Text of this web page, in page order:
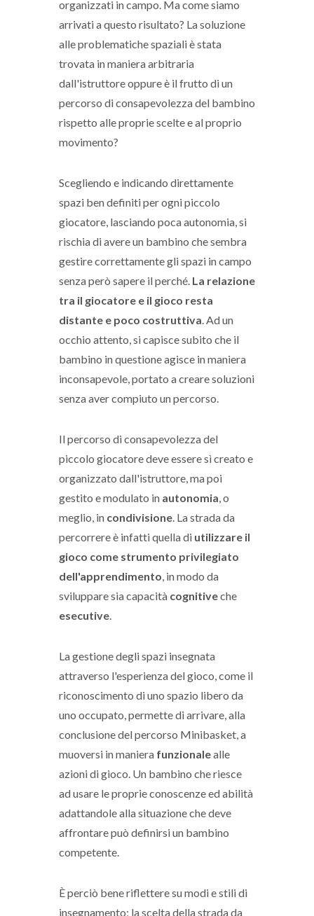
organizzati in campo. Ma come siamo
arrivati a questo risultato? La soluzione
alle problematiche spaziali è stata
trovata in maniera arbitraria
dall'istruttore oppure è il frutto di un
percorso di consapevolezza del bambino
rispetto alle proprie scelte e al proprio
movimento?
Scegliendo e indicando direttamente
spazi ben definiti per ogni piccolo
giocatore, lasciando poca autonomia, si
rischia di avere un bambino che sembra
gestire correttamente gli spazi in campo
senza però sapere il perché. La relazione
tra il giocatore e il gioco resta
distante e poco costruttiva. Ad un
occhio attento, si capisce subito che il
bambino in questione agisce in maniera
inconsapevole, portato a creare soluzioni
senza aver compiuto un percorso.
Il percorso di consapevolezza del
piccolo giocatore deve essere sì creato e
organizzato dall'istruttore, ma poi
gestito e modulato in autonomia, o
meglio, in condivisione. La strada da
percorrere è infatti quella di utilizzare il
gioco come strumento privilegiato
dell'apprendimento, in modo da
sviluppare sia capacità cognitiveche
esecutive.
La gestione degli spazi insegnata
attraverso l'esperienza del gioco, come il
riconoscimento di uno spazio libero da
uno occupato, permette di arrivare, alla
conclusione del percorso Minibasket, a
muoversi in maniera funzionalealle
azioni di gioco. Un bambino che riesce
ad usare le proprie conoscenze ed abilità
adattandole alla situazione che deve
affrontare può definirsi un bambino
competente.
È perciò bene riflettere su modi e stili di
insegnamento; la scelta della strada da